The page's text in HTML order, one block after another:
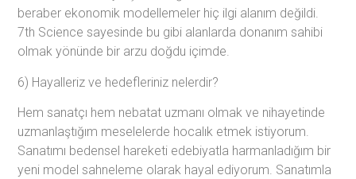
beraber ekonomik modellemeler hiç ilgi alanım değildi.
7th Science sayesinde bu gibi alanlarda donanım sahibi
olmak yönünde bir arzu doğdu içimde.
6) Hayalleriz ve hedefleriniz nelerdir?
Hem sanatçı hem nebatat uzmanı olmak ve nihayetinde
uzmanlaştığım meselelerde hocalık etmek istiyorum.
Sanatımı bedensel hareketi edebiyatla harmanladığım bir
yeni model sahneleme olarak hayal ediyorum. Sanatımla